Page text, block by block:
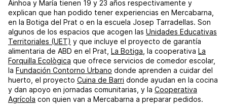
Ainhoa y María tienen 19 y 23 años respectivamente y
explican que han podido tener experiencias en Mercabarna,
en la Botiga del Prat o en la escuela Josep Tarradellas. Son
algunos de los espacios que acogen las Unidades Educativas
Territoriales (UET) y que incluye el proyecto de garantía
alimentaria de ABD en el Prat, La Botiga , la cooperativa La
Forquilla Ecològica que ofrece servicios de comedor escolar,
la Fundación Contorno Urbano donde aprenden a cuidar del
huerto, el proyecto Cuina de Barri donde ayudan en la cocina
y dan apoyo en jornadas comunitarias, y la Cooperativa
Agrícola con quien van a Mercabarna a preparar pedidos.